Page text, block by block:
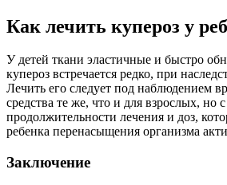
Как лечить купероз у
У детей ткани эластичные и быстро
купероз встречается редко, при
Лечить его следует под наблюдением
средства те же, что и для взрослых, но
продолжительности лечения и доз,
ребенка перенасыщения организма
Заключение